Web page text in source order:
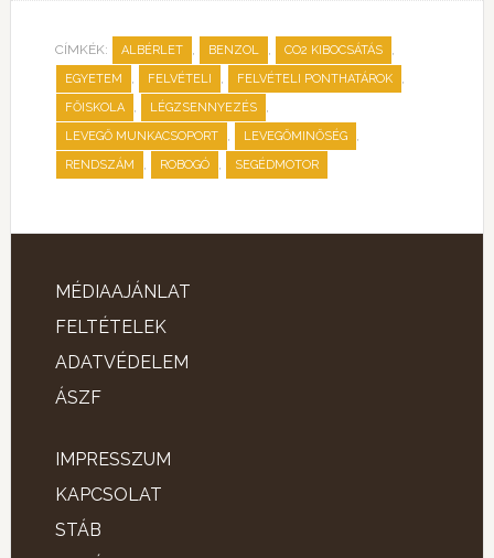
CÍMKÉK: ALBÉRLET , BENZOL , CO2 KIBOCSÁTÁS ,
EGYETEM , FELVÉTELI , FELVÉTELI PONTHATÁROK ,
FŐISKOLA , LÉGZSENNYEZÉS ,
LEVEGŐ MUNKACSOPORT , LEVEGŐMINŐSÉG ,
RENDSZÁM , ROBOGÓ , SEGÉDMOTOR
MÉDIAAJÁNLAT
FELTÉTELEK
ADATVÉDELEM
ÁSZF
IMPRESSZUM
KAPCSOLAT
STÁB